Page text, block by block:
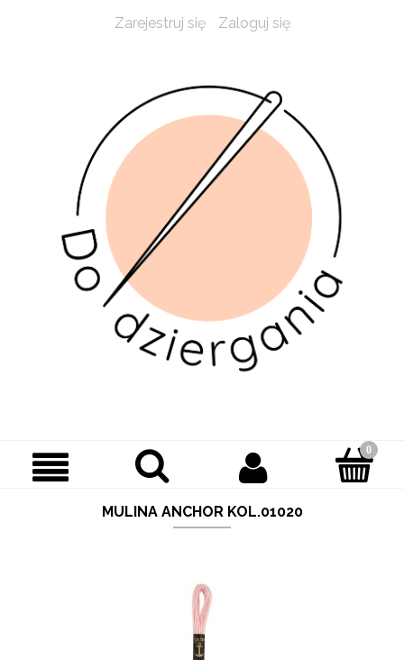
Zarejestruj się Zaloguj się
MULINA ANCHOR KOL.01020